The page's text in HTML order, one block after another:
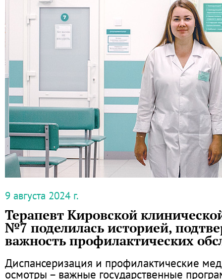
9 августа 2024 г.
Терапевт Кировской
№7 поделилась историей,
важность профилактических
Диспансеризация и профилактические
осмотры – важные государственные